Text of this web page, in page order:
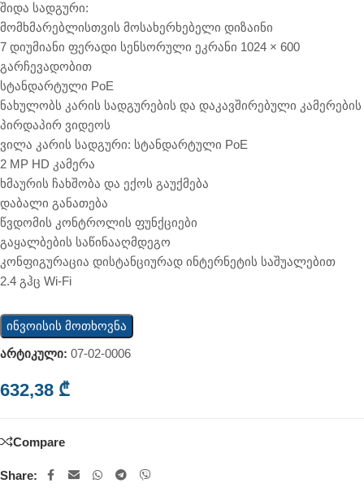
შიდა სადგური:
მომხმარებლისთვის მოსახერხებელი დიზაინი
7 დიუმიანი ფერადი სენსორული ეკრანი 1024 × 600
გარჩევადობით
სტანდარტული PoE
ნახულობს კარის სადგურების და დაკავშირებული კამერების
პირდაპირ ვიდეოს
ვილა კარის სადგური: სტანდარტული PoE
2 MP HD კამერა
ხმაურის ჩახშობა და ექოს გაუქმება
დაბალი განათება
წვდომის კონტროლის ფუნქციები
გაყალბების საწინააღმდეგო
კონფიგურაცია დისტანციურად ინტერნეტის საშუალებით
2.4 გჰც Wi-Fi
ინვოისის მოთხოვნა
არტიკული: 07-02-0006
632,38 ₾
Compare
Share: